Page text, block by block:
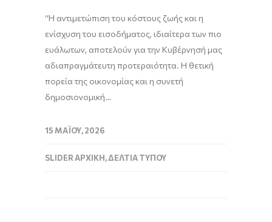
“Η αντιμετώπιση του κόστους ζωής και η
ενίσχυση του εισοδήματος, ιδιαίτερα των πιο
ευάλωτων, αποτελούν για την Κυβέρνησή μας
αδιαπραγμάτευτη προτεραιότητα. Η θετική
πορεία της οικονομίας και η συνετή
δημοσιονομική…
15 ΜΑΪ́ΟΥ, 2026
SLIDER ΑΡΧΙΚΉ,ΔΕΛΤΊΑ ΤΎΠΟΥ